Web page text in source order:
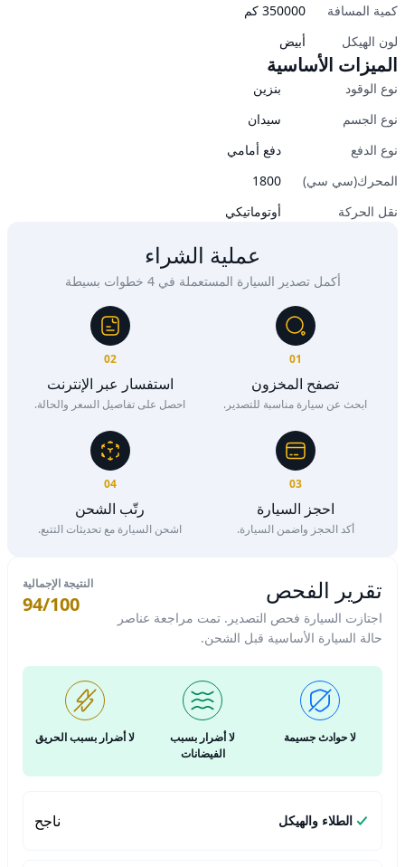
كمية المسافة 350000 كم
لون الهيكل
أبيض
الميزات الأساسية
نوع الوقود
بنزين
نوع الجسم
سيدان
نوع الدفع
دفع أمامي
المحرك(سي سي)
1800
نقل الحركة
أوتوماتيكي
عملية الشراء
أكمل تصدير السيارة المستعملة في 4 خطوات بسيطة
01
تصفح المخزون
ابحث عن سيارة مناسبة للتصدير.
02
استفسار عبر الإنترنت
احصل على تفاصيل السعر والحالة.
03
احجز السيارة
أكد الحجز واضمن السيارة.
04
رتّب الشحن
اشحن السيارة مع تحديثات التتبع.
تقرير الفحص
اجتازت السيارة فحص التصدير. تمت مراجعة عناصر
حالة السيارة الأساسية قبل الشحن.
النتيجة الإجمالية
94/100
لا حوادث جسيمة
لا أضرار بسبب
الفيضانات
لا أضرار بسبب الحريق
الطلاء والهيكل ناجح